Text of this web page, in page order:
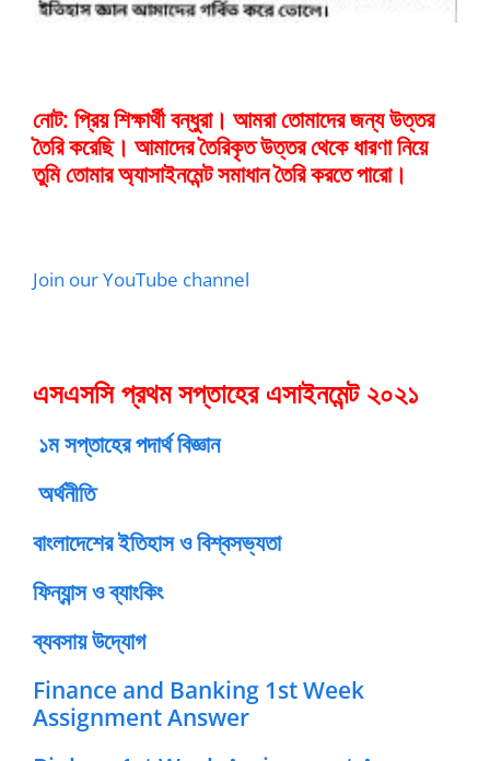
নোট: প্রিয় শিক্ষার্থী বন্ধুরা। আমরা তোমাদের জন্য উত্তর
তৈরি করেছি। আমাদের তৈরিকৃত উত্তর থেকে ধারণা নিয়ে
তুমি তোমার অ্যাসাইনমেন্ট সমাধান তৈরি করতে পারো।
Join our YouTube channel
এসএসসি প্রথম সপ্তাহের এসাইনমেন্ট ২০২১
১ম সপ্তাহের পদার্থ বিজ্ঞান
অর্থনীতি
বাংলাদেশের ইতিহাস ও বিশ্বসভ্যতা
ফিন্যান্স ও ব্যাংকিং
ব্যবসায় উদ্যোগ
Finance and Banking 1st Week
Assignment Answer